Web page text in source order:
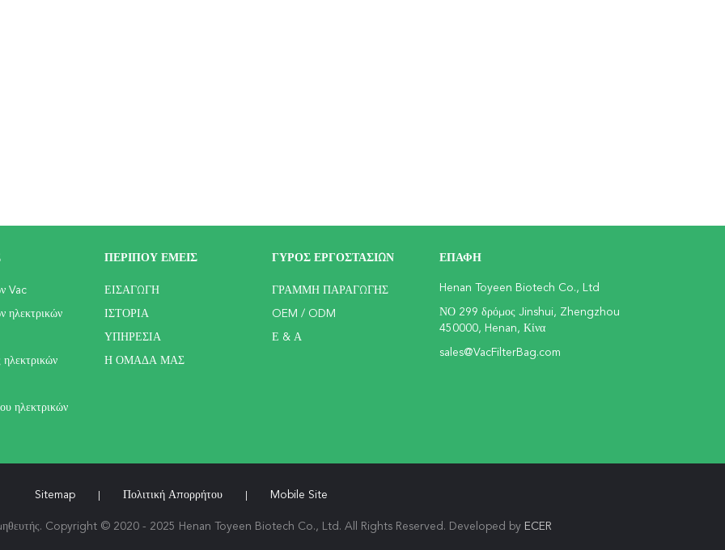
Vac
ηλεκτρικών
ηλεκτρικών
ηλεκτρικών
ΠΕΡΊΠΟΥ ΕΜΕΊΣ
ΕΙΣΑΓΩΓΉ
ΙΣΤΟΡΊΑ
ΥΠΗΡΕΣΊΑ
Η ΟΜΆΔΑ ΜΑΣ
ΓΎΡΟΣ ΕΡΓΟΣΤΑΣΊΩΝ
ΓΡΑΜΜΉ ΠΑΡΑΓΩΓΉΣ
OEM / ODM
Ε & Α
ΕΠΑΦΉ
Henan Toyeen Biotech Co., Ltd
ΝΟ 299 δρόμος Jinshui, Zhengzhou
450000, Henan, Κίνα
sales@VacFilterBag.com
Sitemap Πολιτική Απορρήτου Mobile Site
Copyright © 2020 - 2025 Henan Toyeen Biotech Co., Ltd. All Rights Reserved. Developed by ECER